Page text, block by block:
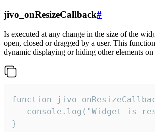
jivo_onResizeCallback#
Is executed at any change in the size of the
open, closed or dragged by a user. This
dynamic displaying or hiding other elements on
function
console.log("Widget is
}